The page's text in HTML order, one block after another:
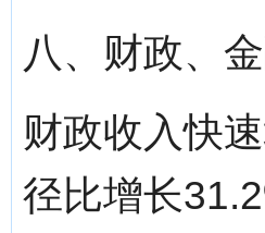
八、财政、
财政收入快
径比增长